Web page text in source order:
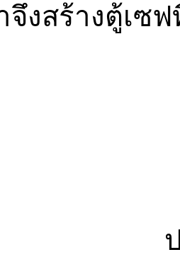
จึงสร้างตู้เ